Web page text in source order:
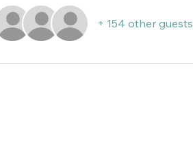
+ 154 other guests